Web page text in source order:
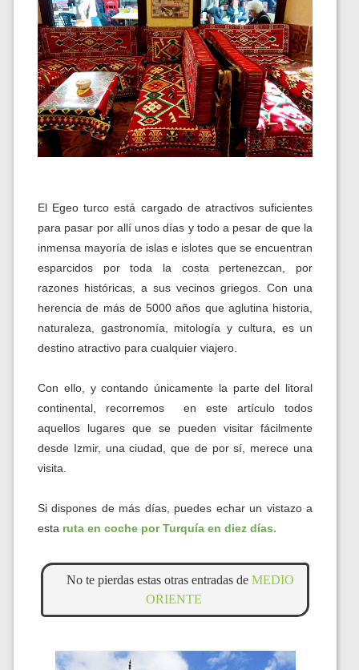
El Egeo turco está cargado de atractivos suficientes
para pasar por allí unos días y todo a pesar de que la
inmensa mayoría de islas e islotes que se encuentran
esparcidos por toda la costa pertenezcan, por
razones históricas, a sus vecinos griegos. Con una
herencia de más de 5000 años que aglutina historia,
naturaleza, gastronomía, mitología y cultura, es un
destino atractivo para cualquier viajero.
Con ello, y contando únicamente la parte del litoral
continental, recorremos en este artículo todos
aquellos lugares que se pueden visitar fácilmente
desde Izmir, una ciudad, que de por sí, merece una
visita.
Si dispones de más días, puedes echar un vistazo a
esta ruta en coche por Turquía en diez días.
No te pierdas estas otras entradas de MEDIO
ORIENTE